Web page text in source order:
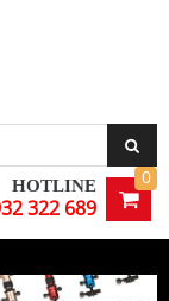
HOTLINE
322 689
0